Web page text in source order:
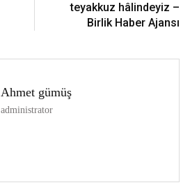
teyakkuz hâlindeyiz –
Birlik Haber Ajansı
Ahmet gümüş
administrator